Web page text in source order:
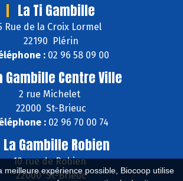
meilleure expérience possible, Biocoop utilise
La Ti Gambille
Rue de la Croix Lormel
22190 Plérin
:02 96 58 09 00
Gambille Centre Ville
2 rue Michelet
22000 St-Brieuc
:02 96 70 00 74
La Gambille Robien
10 rue de Robien
22000 St-Brieuc